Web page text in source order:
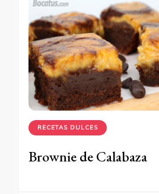
RECETAS DULCES
Brownie de Calabaza